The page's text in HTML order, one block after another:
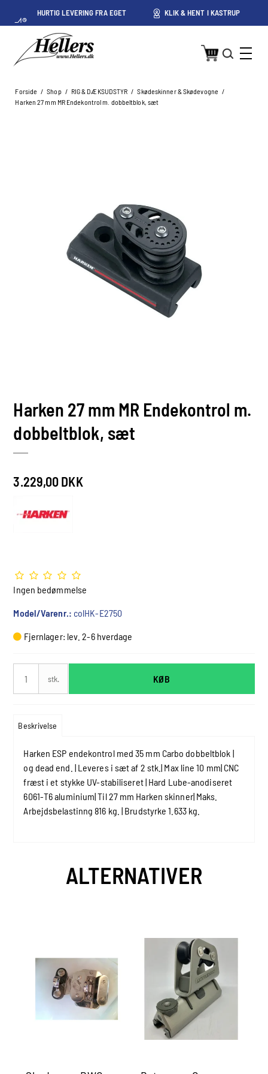
HURTIG LEVERING FRA EGET
LAGER I KASTRUP
KLIK & HENT I KASTRUP
Forside / Shop / RIG & DÆKSUDSTYR / Skødeskinner & Skødevogne /
Harken 27 mm MR Endekontrol m. dobbeltblok, sæt
Harken 27 mm MR Endekontrol m.
dobbeltblok, sæt
3.229,00 DKK
Ingen bedømmelse
Model/Varenr.: colHK-E2750
Fjernlager: lev. 2-6 hverdage
stk. KØB
Beskrivelse
Harken ESP endekontrol med 35 mm Carbo dobbeltblok |
og dead end. | Leveres i sæt af 2 stk.| Max line 10 mm| CNC
fræst i et stykke UV-stabiliseret | Hard Lube-anodiseret
6061-T6 aluminium| Til 27 mm Harken skinner| Maks.
Arbejdsbelastinng 816 kg. | Brudstyrke 1.633 kg.
ALTERNATIVER